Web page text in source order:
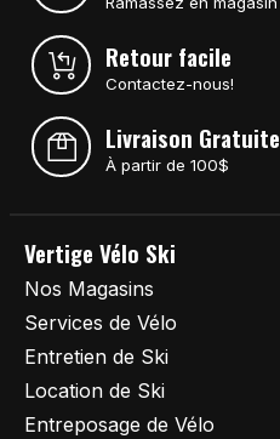
Retour facile
Contactez-nous!
Livraison Gratuite
À partir de 100$
Vertige Vélo Ski
Nos Magasins
Services de Vélo
Entretien de Ski
Location de Ski
Entreposage de Vélo